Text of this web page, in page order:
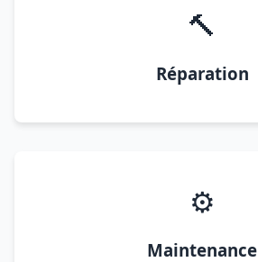
🔨
Réparation
⚙️
Maintenance